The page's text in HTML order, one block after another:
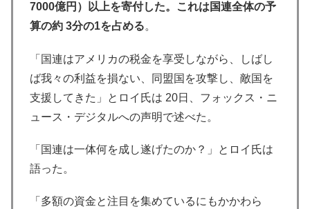
7000億円）以上を寄付した。これは国連全体の予
算の約 3分の1を占める。
「国連はアメリカの税金を享受しながら、しばし
ば我々の利益を損ない、同盟国を攻撃し、敵国を
支援してきた」とロイ氏は 20日、フォックス・ニ
ュース・デジタルへの声明で述べた。
「国連は一体何を成し遂げたのか？」とロイ氏は
語った。
「多額の資金と注目を集めているにもかかわら